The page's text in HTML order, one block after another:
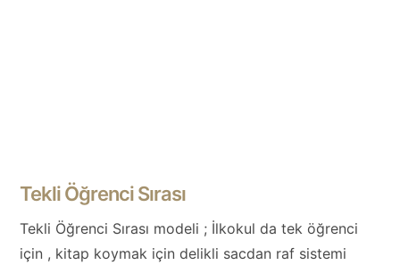
Tekli Öğrenci Sırası
Tekli Öğrenci Sırası modeli ; İlkokul da tek öğrenci
için , kitap koymak için delikli sacdan raf sistemi